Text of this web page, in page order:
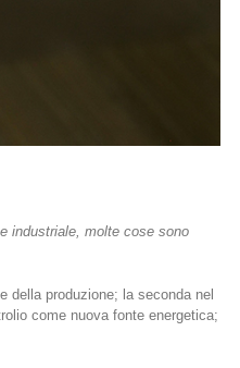
industriale, molte cose sono
della produzione; la seconda nel
come nuova fonte energetica;